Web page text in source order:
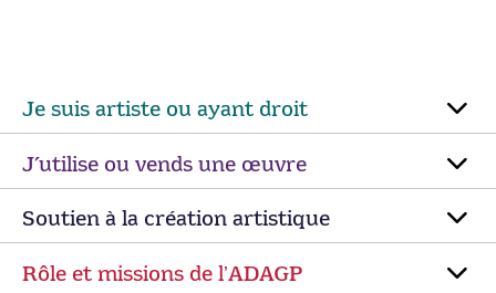
Je suis artiste ou ayant droit
J’utilise ou vends une œuvre
Soutien à la création artistique
Rôle et missions de lʼADAGP